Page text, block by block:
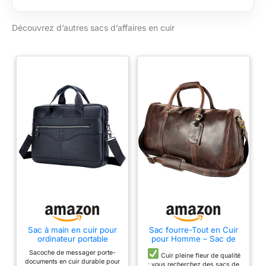
ordinateur portable,
Sac à l'épaule |
Sacoche | Sac de
bureau | Sac
enseignant Design
vintage avec
particularités:
variations de couleur
et "rayures" sur le
authentique de haute
qualité Composants
de l'article: 2x grands
compartiments
Découvrez d’autres sacs d’affaires en cuir
Sac à main en cuir pour
ordinateur portable
voyage/d'affaires - Sac
Sacoche de messager porte-
documents en cuir durable pour
Sac fourre-Tout en Cuir
pour Homme – Sac de
Voyage de Nuit – Valise
de Cabine de vol sous Le
Cuir pleine fleur de qualité